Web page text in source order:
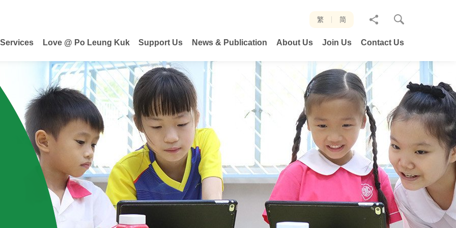
繁 简
分
Love @ Po Leung Kuk Support Us News & Publication About Us Join Us Contact Us